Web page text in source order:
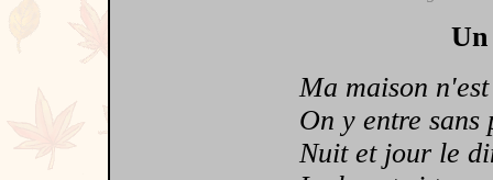
Ma maison n'est
On y entre sans
Nuit et jour le